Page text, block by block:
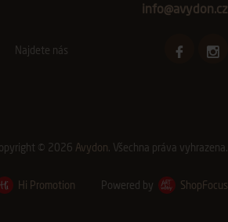
info@avydon.cz
Najdete nás
© 2026 Avydon. Všechna práva vyhrazena.
Hi Promotion Powered by ShopFocus